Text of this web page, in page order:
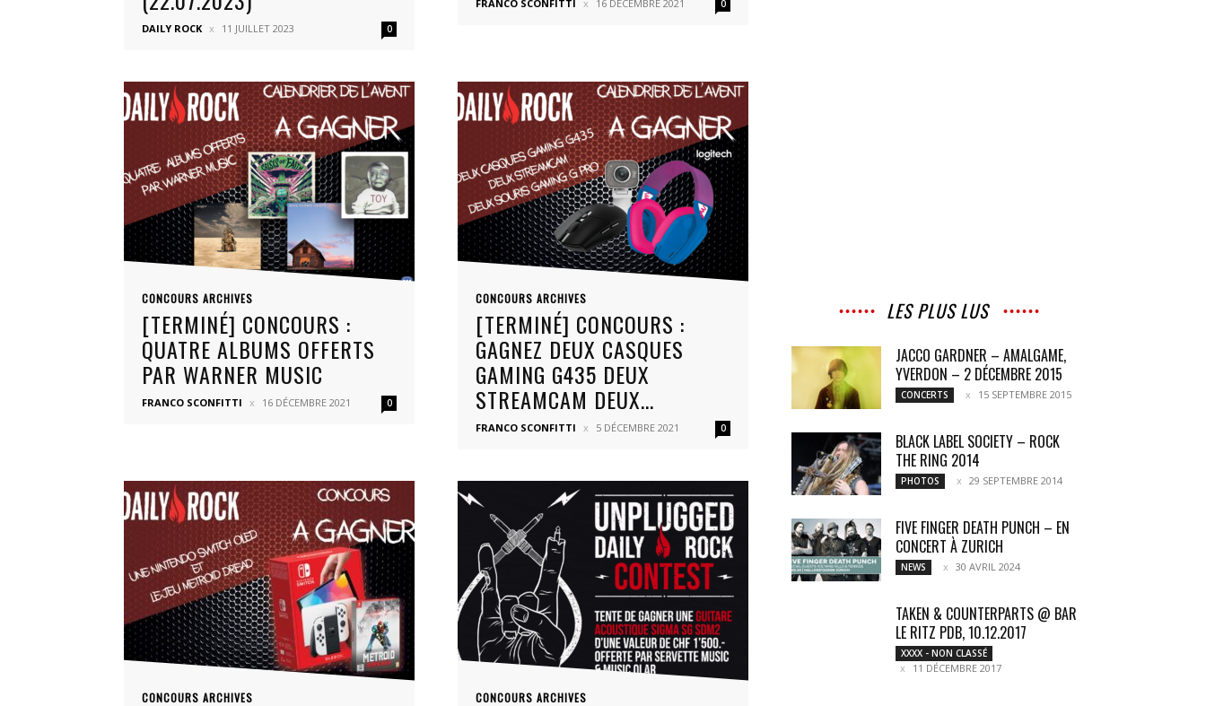
DAILY ROCK 11 JUILLET 2023 0
FRANCO SCONFITTI 16 DÉCEMBRE 2021 0
CONCOURS ARCHIVES
[TERMINÉ] CONCOURS :
QUATRE ALBUMS OFFERTS
PAR WARNER MUSIC
FRANCO SCONFITTI 16 DÉCEMBRE 2021 0
CONCOURS ARCHIVES
[TERMINÉ] CONCOURS :
GAGNEZ DEUX CASQUES
GAMING G435 DEUX
STREAMCAM DEUX...
FRANCO SCONFITTI 5 DÉCEMBRE 2021 0
CONCOURS ARCHIVES CONCOURS ARCHIVES
LES PLUS LUS
JACCO GARDNER – AMALGAME,
YVERDON – 2 DÉCEMBRE 2015
CONCERTS 15 SEPTEMBRE 2015
BLACK LABEL SOCIETY – ROCK
THE RING 2014
PHOTOS 29 SEPTEMBRE 2014
FIVE FINGER DEATH PUNCH – EN
CONCERT À ZURICH
NEWS 30 AVRIL 2024
TAKEN & COUNTERPARTS @ BAR
LE RITZ PDB, 10.12.2017
XXXX - NON CLASSÉ
11 DÉCEMBRE 2017